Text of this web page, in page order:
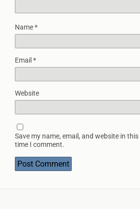
Name*
Email *
Website
Save my name, email, and website in
time I comment.